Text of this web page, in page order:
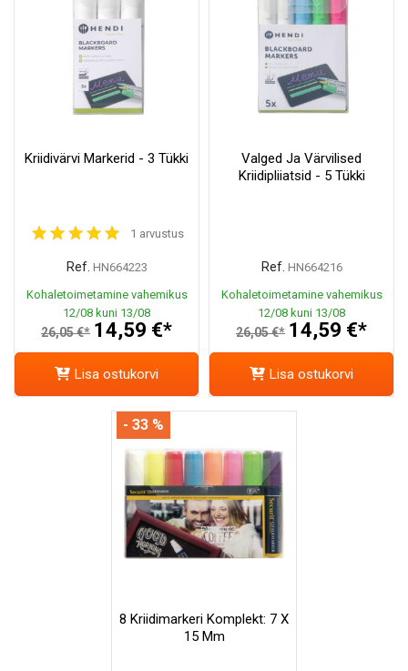
Kriidivärvi Markerid - 3 Tükki
1 arvustus
Ref. HN664223
Kohaletoimetamine vahemikus
12/08 kuni 13/08
26,05 €* 14,59 €*
Lisa ostukorvi
Valged Ja Värvilised
Kriidipliiatsid - 5 Tükki
Ref. HN664216
Kohaletoimetamine vahemikus
12/08 kuni 13/08
26,05 €* 14,59 €*
Lisa ostukorvi
8 Kriidimarkeri Komplekt: 7 X
15 Mm
- 33 %